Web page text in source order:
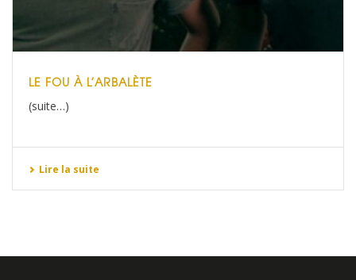
LE FOU À L’ARBALÈTE
(suite…)
Lire la suite